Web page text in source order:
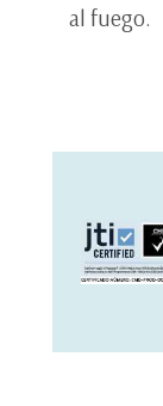
al fuego.